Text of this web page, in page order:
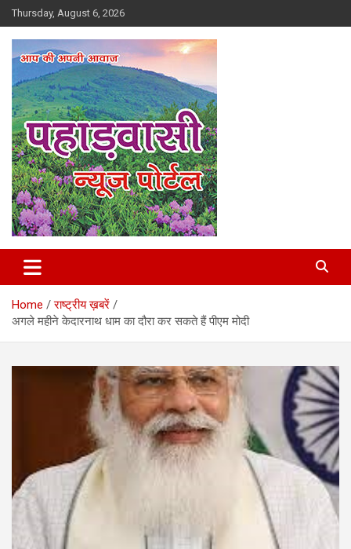
Skip
to
content
Thursday, August 6, 2026
Pahadvasi
Home
राष्ट्रीय ख़बरें
अगले महीने केदारनाथ धाम का दौरा कर सकते हैं पीएम मोदी